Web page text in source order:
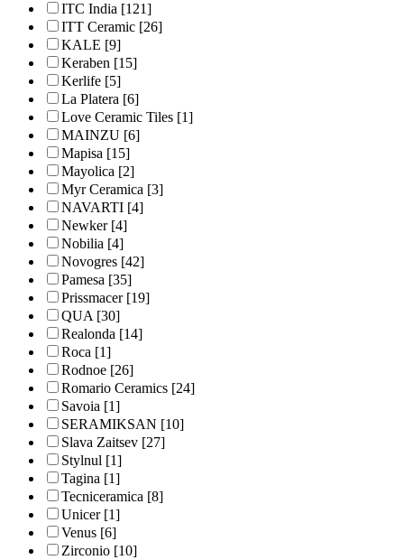
ITC India [121]
ITT Ceramic [26]
KALE [9]
Keraben [15]
Kerlife [5]
La Platera [6]
Love Ceramic Tiles [1]
MAINZU [6]
Mapisa [15]
Mayolica [2]
Myr Ceramica [3]
NAVARTI [4]
Newker[4]
Nobilia [4]
Novogres [42]
Pamesa [35]
Prissmacer[19]
QUA[30]
Realonda [14]
Roca [1]
Rodnoe [26]
Romario Ceramics [24]
Savoia [1]
SERAMIKSAN [10]
Slava Zaitsev [27]
Stylnul [1]
Tagina [1]
Tecniceramica [8]
Unicer[1]
Venus [6]
Zirconio [10]